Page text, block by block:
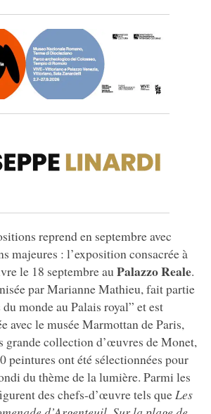
reprend en septembre avec
majeures : l’exposition consacrée à
le 18 septembre au Palazzo Reale.
par Marianne Mathieu, fait partie
monde au Palais royal” et est
avec le musée Marmottan de Paris,
grande collection d’œuvres de Monet,
peintures ont été sélectionnées pour
du thème de la lumière. Parmi les
des chefs-d’œuvre tels que Les